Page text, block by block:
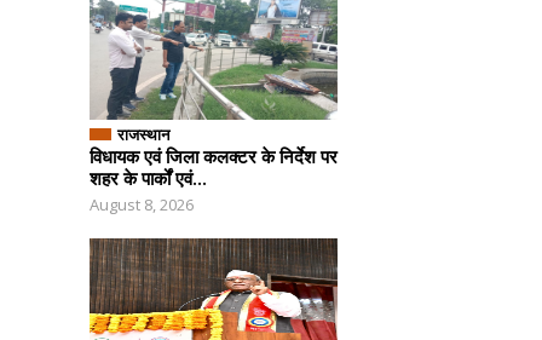
राजस्थान
विधायक एवं जिला कलक्टर के निर्देश पर
शहर के पार्कों एवं...
August 8, 2026